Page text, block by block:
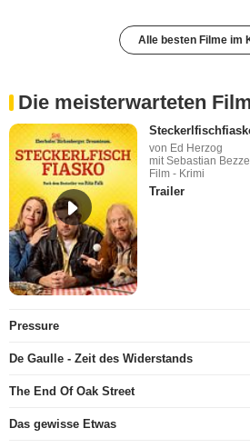
Alle besten Filme im
Die meisterwarteten
von Ed Herzog
mit Sebastian
Film - Krimi
Trailer
Pressure
De Gaulle - Zeit des Widerstands
The End Of Oak Street
Das gewisse Etwas